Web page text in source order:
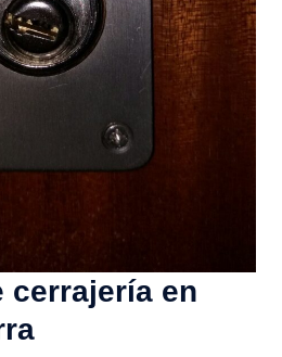
cerrajería en